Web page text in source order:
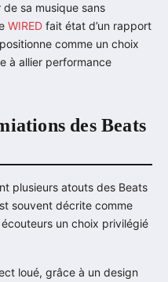
sa musique sans
WIRED fait état d’un rapport
comme un choix
à allier performance
des Beats
plusieurs atouts des Beats
souvent décrite comme
un choix privilégié
loué, grâce à un design